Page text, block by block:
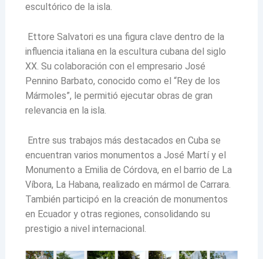
escultórico de la isla.
Ettore Salvatori es una figura clave dentro de la
influencia italiana en la escultura cubana del siglo
XX. Su colaboración con el empresario José
Pennino Barbato, conocido como el “Rey de los
Mármoles”, le permitió ejecutar obras de gran
relevancia en la isla.
Entre sus trabajos más destacados en Cuba se
encuentran varios monumentos a José Martí y el
Monumento a Emilia de Córdova, en el barrio de La
Víbora, La Habana, realizado en mármol de Carrara.
También participó en la creación de monumentos
en Ecuador y otras regiones, consolidando su
prestigio a nivel internacional.